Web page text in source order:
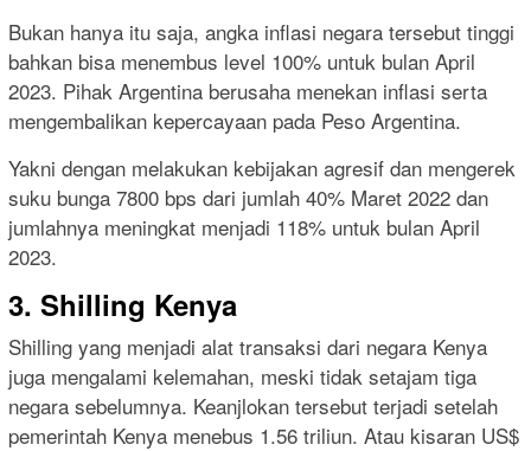
Bukan hanya itu saja, angka inflasi negara tersebut tinggi
bahkan bisa menembus level 100% untuk bulan April
2023. Pihak Argentina berusaha menekan inflasi serta
mengembalikan kepercayaan pada Peso Argentina.
Yakni dengan melakukan kebijakan agresif dan mengerek
suku bunga 7800 bps dari jumlah 40% Maret 2022 dan
jumlahnya meningkat menjadi 118% untuk bulan April
2023.
3. Shilling Kenya
Shilling yang menjadi alat transaksi dari negara Kenya
juga mengalami kelemahan, meski tidak setajam tiga
negara sebelumnya. Keanjlokan tersebut terjadi setelah
pemerintah Kenya menebus 1.56 triliun. Atau kisaran US$